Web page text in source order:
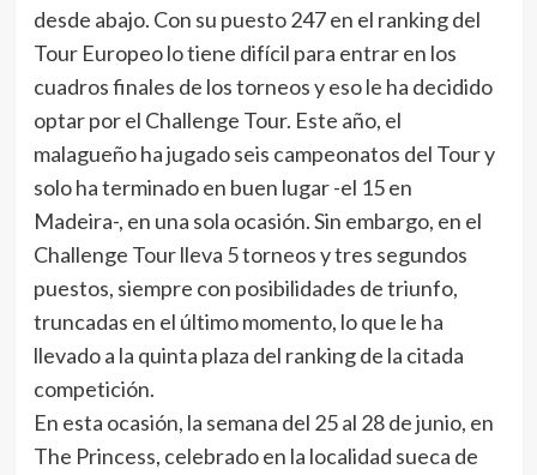
desde abajo. Con su puesto 247 en el ranking del
Tour Europeo lo tiene difícil para entrar en los
cuadros finales de los torneos y eso le ha decidido
optar por el Challenge Tour. Este año, el
malagueño ha jugado seis campeonatos del Tour y
solo ha terminado en buen lugar -el 15 en
Madeira-, en una sola ocasión. Sin embargo, en el
Challenge Tour lleva 5 torneos y tres segundos
puestos, siempre con posibilidades de triunfo,
truncadas en el último momento, lo que le ha
llevado a la quinta plaza del ranking de la citada
competición.
En esta ocasión, la semana del 25 al 28 de junio, en
The Princess, celebrado en la localidad sueca de